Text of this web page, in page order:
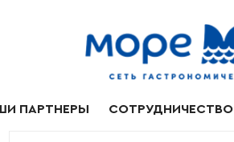
ПАРТНЕРЫ СОТРУДНИЧЕСТВО